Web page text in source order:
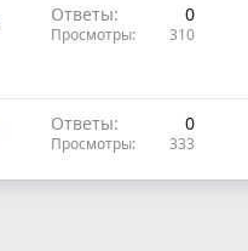
Ответы 0
Просмотры 310
Ответы 0
Просмотры 333